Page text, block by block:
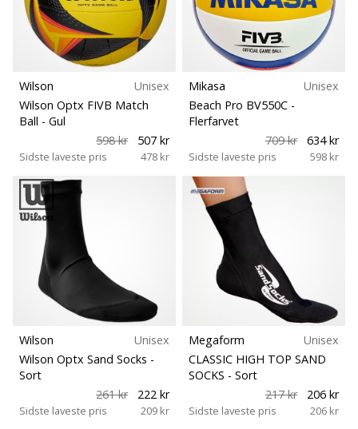
vores
Weplayvolleyball
ambassadør
du
den
samme
som
os?
Så
lad
løbe
sammen.
11. 8. 2022
•
2 min. Læsning
Weplayvolleyball
program
Størrelse
Teamsales
Boldtype
Funktion
Legeplads
Sport
Wilson
Unisex
Wilson Optx FIVB Match
Ball - Gul
598 kr
507 kr
Sidste laveste pris 478 kr
Mikasa
Unisex
Beach Pro BV550C -
Flerfarvet
709 kr
634 kr
Sidste laveste pris 598 kr
Wilson
Unisex
Wilson Optx Sand Socks -
Sort
261 kr
222 kr
Sidste laveste pris 209 kr
Megaform
Unisex
CLASSIC HIGH TOP SAND
SOCKS - Sort
217 kr
206 kr
Sidste laveste pris 206 kr